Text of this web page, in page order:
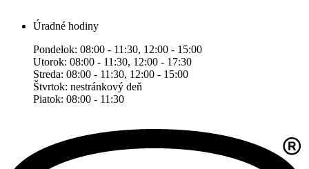
Úradné hodiny
Pondelok: 08:00 - 11:30, 12:00 - 15:00
Utorok: 08:00 - 11:30, 12:00 - 17:30
Streda: 08:00 - 11:30, 12:00 - 15:00
Štvrtok: nestránkový deň
Piatok: 08:00 - 11:30